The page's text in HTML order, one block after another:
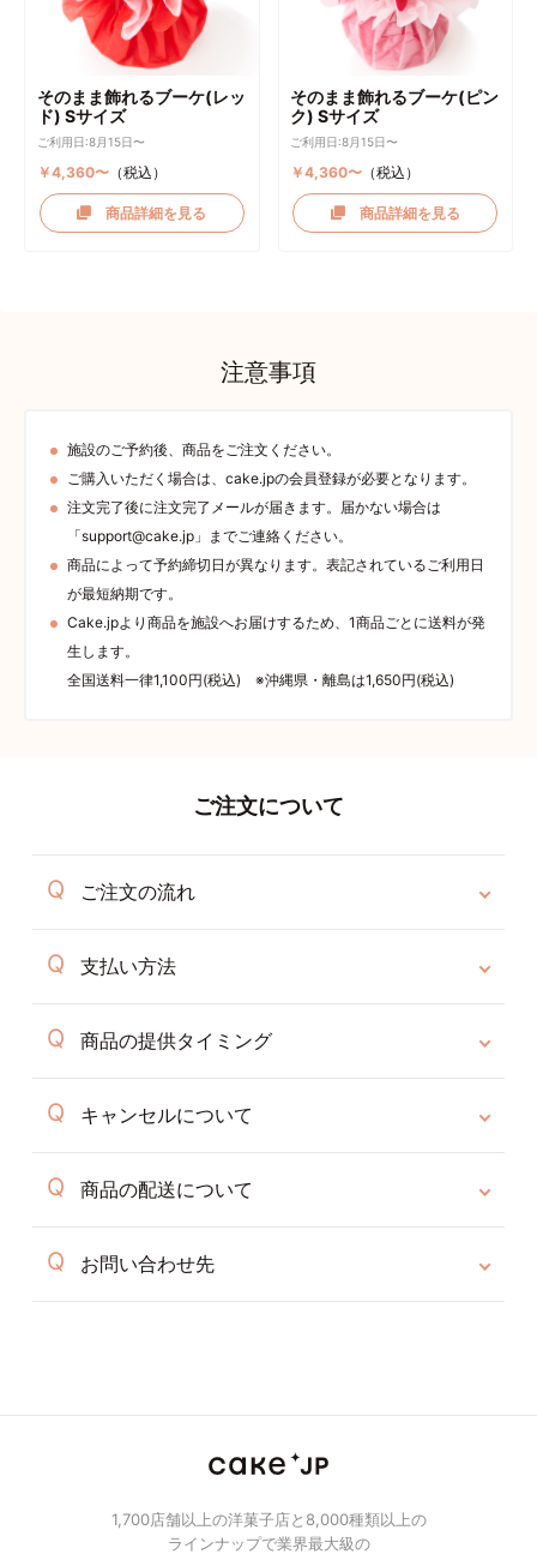
そのまま飾れるブーケ(レッ
ド) Sサイズ
ご利用日:8月15日〜
￥4,360〜（税込）
商品詳細を見る
そのまま飾れるブーケ(ピン
ク) Sサイズ
ご利用日:8月15日〜
￥4,360〜 （税込）
商品詳細を見る
注意事項
施設のご予約後、商品をご注文ください。
ご購入いただく場合は、cake.jpの会員登録が必要となります。
注文完了後に注文完了メールが届きます。届かない場合は
「support@cake.jp」までご連絡ください。
商品によって予約締切日が異なります。表記されているご利用日
が最短納期です。
Cake.jpより商品を施設へお届けするため、1商品ごとに送料が発
生します。
全国送料一律1,100円(税込) ※沖縄県・離島は1,650円(税込)
ご注文について
ご注文の流れ
支払い方法
商品の提供タイミング
キャンセルについて
商品の配送について
お問い合わせ先
1,700店舗以上の洋菓子店と8,000種類以上の
ラインナップで業界最大級の